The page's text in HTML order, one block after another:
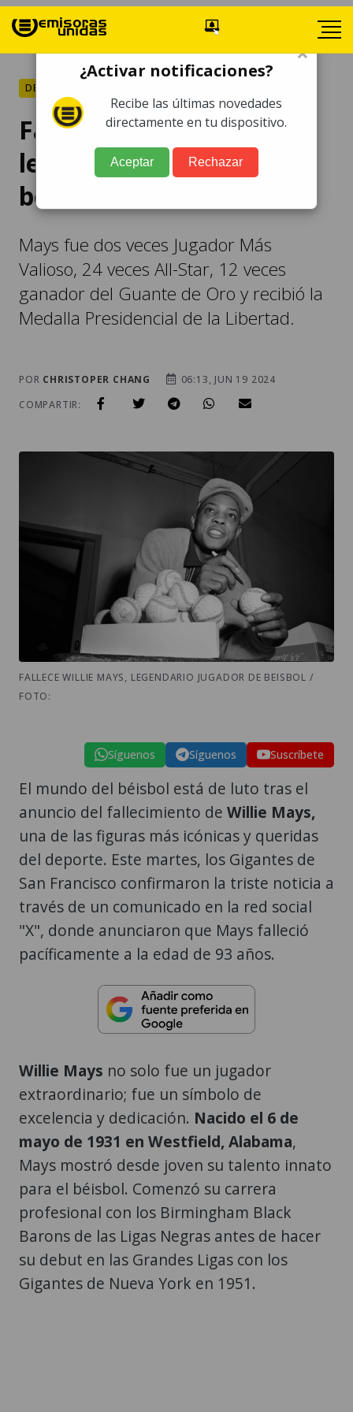
DEPORTES
Fallece Willie Mays,
legendario jugador de
beisbol
Mays fue dos veces Jugador Más
Valioso, 24 veces All-Star, 12 veces
ganador del Guante de Oro y recibió la
Medalla Presidencial de la Libertad.
POR CHRISTOPER CHANG
06:13, JUN 19 2024
COMPARTIR:
FALLECE WILLIE MAYS, LEGENDARIO JUGADOR DE BEISBOL /
FOTO:
Síguenos Síguenos Suscríbete
El mundo del béisbol está de luto tras el
anuncio del fallecimiento de Willie Mays,
una de las figuras más icónicas y queridas
del deporte. Este martes, los Gigantes de
San Francisco confirmaron la triste noticia a
través de un comunicado en la red social
"X", donde anunciaron que Mays falleció
pacíficamente a la edad de 93 años.
Willie Mays no solo fue un jugador
extraordinario; fue un símbolo de
excelencia y dedicación. Nacido el 6 de
mayo de 1931 en Westfield, Alabama,
Mays mostró desde joven su talento innato
para el béisbol. Comenzó su carrera
profesional con los Birmingham Black
Barons de las Ligas Negras antes de hacer
su debut en las Grandes Ligas con los
Gigantes de Nueva York en 1951.
×
¿Activar notificaciones?
Recibe las últimas novedades
directamente en tu dispositivo.
Aceptar Rechazar